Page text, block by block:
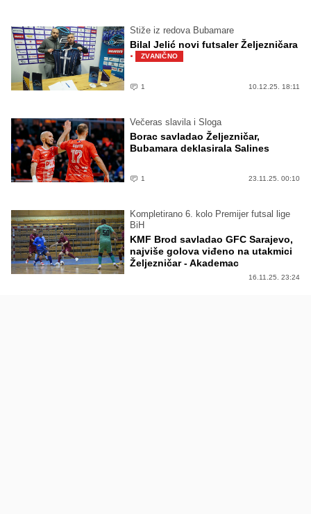
Stiže iz redova Bubamare
Bilal Jelić novi futsaler Željezničara
· ZVANIČNO
1 10.12.25. 18:11
Večeras slavila i Sloga
Borac savladao Željezničar,
Bubamara deklasirala Salines
1 23.11.25. 00:10
Kompletirano 6. kolo Premijer futsal lige
BiH
KMF Brod savladao GFC Sarajevo,
najviše golova viđeno na utakmici
Željezničar - Akademac
16.11.25. 23:24